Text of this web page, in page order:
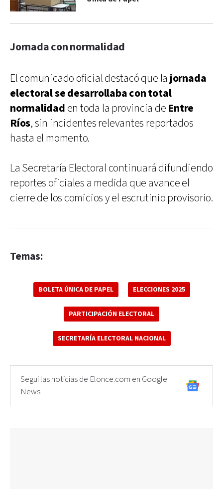
Jornada con normalidad
El comunicado oficial destacó que la jornada
electoral se desarrollaba con total
normalidad en toda la provincia de Entre
Ríos, sin incidentes relevantes reportados
hasta el momento.
La Secretaría Electoral continuará difundiendo
reportes oficiales a medida que avance el
cierre de los comicios y el escrutinio provisorio.
Temas:
BOLETA ÚNICA DE PAPEL ELECCIONES 2025
PARTICIPACIÓN ELECTORAL
SECRETARÍA ELECTORAL NACIONAL
Seguí las noticias de Elonce.com en Google
News